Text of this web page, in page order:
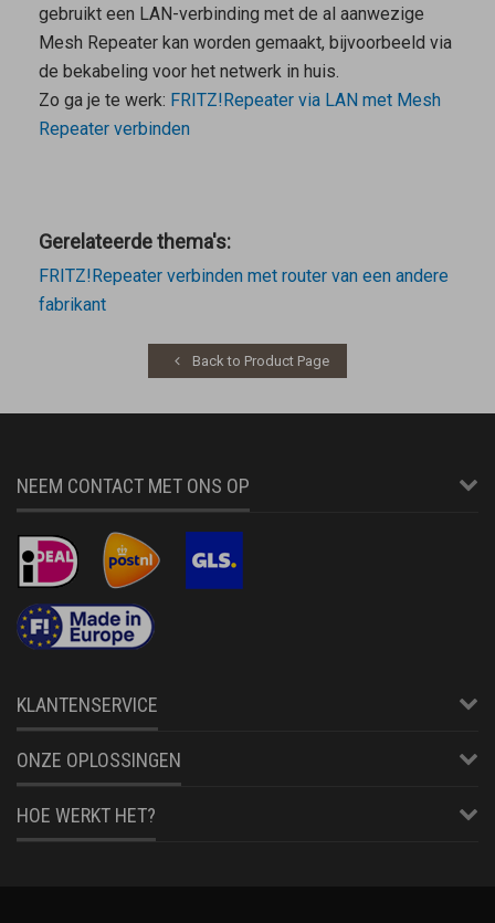
gebruikt een LAN-verbinding met de al aanwezige
Mesh Repeaterkan worden gemaakt, bijvoorbeeld via
de bekabeling voor het netwerk in huis.
Zo ga je te werk: FRITZ!Repeater via LAN met Mesh
Repeaterverbinden
Gerelateerde thema's:
FRITZ!Repeater verbinden met router van een andere
fabrikant
Back to Product Page
NEEM CONTACT MET ONS OP
KLANTENSERVICE
ONZE OPLOSSINGEN
HOE WERKT HET?